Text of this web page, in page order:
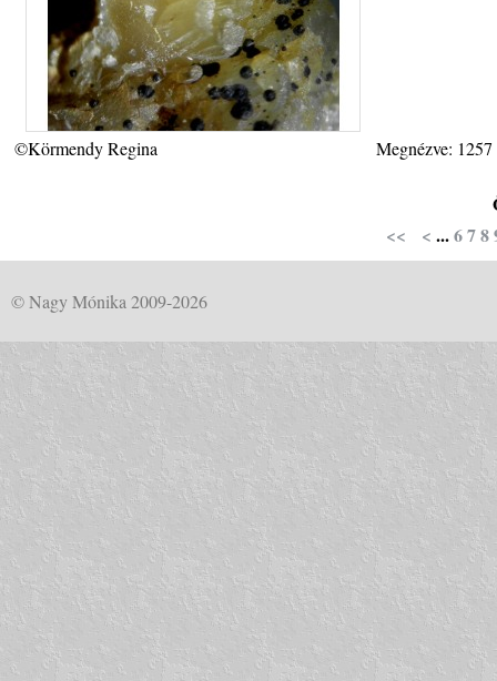
©Körmendy Regina Megnézve:
<<
< ...678
© Nagy Mónika 2009-2026